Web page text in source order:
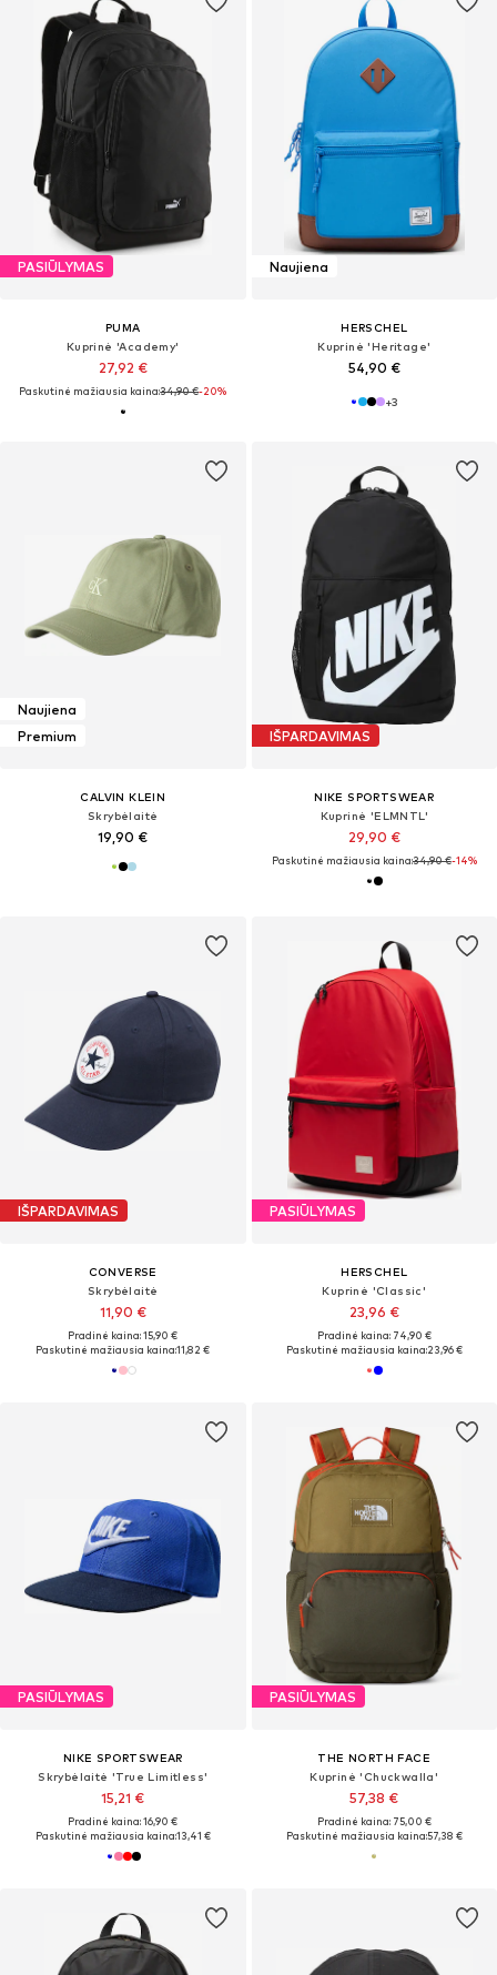
PASIŪLYMAS
PUMA
Kuprinė 'Academy'
27,92 €
Paskutinė mažiausia kaina:34,90 €-20%
Naujiena
HERSCHEL
Kuprinė 'Heritage'
54,90 €
+3
Naujiena
Premium
CALVIN KLEIN
Skrybėlaitė
19,90 €
IŠPARDAVIMAS
NIKE SPORTSWEAR
Kuprinė 'ELMNTL'
29,90 €
Paskutinė mažiausia kaina:34,90 €-14%
IŠPARDAVIMAS
CONVERSE
Skrybėlaitė
11,90 €
Pradinė kaina: 15,90 €
Paskutinė mažiausia kaina:11,82 €
PASIŪLYMAS
HERSCHEL
Kuprinė 'Classic'
23,96 €
Pradinė kaina: 74,90 €
Paskutinė mažiausia kaina:23,96 €
PASIŪLYMAS
NIKE SPORTSWEAR
Skrybėlaitė 'True Limitless'
15,21 €
Pradinė kaina: 16,90 €
Paskutinė mažiausia kaina:13,41 €
PASIŪLYMAS
THE NORTH FACE
Kuprinė 'Chuckwalla'
57,38 €
Pradinė kaina: 75,00 €
Paskutinė mažiausia kaina:57,38 €